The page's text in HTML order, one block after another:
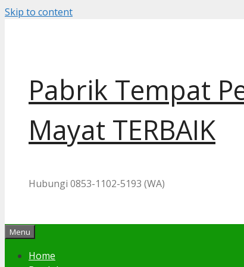
Skip to content
Pabrik Tempat
Mayat TERBAIK
Hubungi 0853-1102-5193 (WA)
Menu
Home